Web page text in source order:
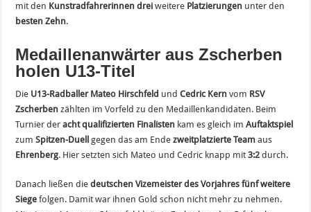
mit den Kunstradfahrerinnen drei weitere Platzierungen unter den
besten Zehn.
Medaillenanwärter aus Zscherben
holen U13-Titel
Die U13-Radballer Mateo Hirschfeld undCedric Kern vom RSV
Zscherben zählten im Vorfeld zu den Medaillenkandidaten. Beim
Turnier deracht qualifizierten Finalisten kam es gleich imAuftaktspiel
zumSpitzen-Duell gegen das am Endezweitplatzierte Team aus
Ehrenberg. Hier setzten sich Mateo und Cedric knapp mit3:2 durch.
Danach ließen diedeutschen Vizemeister des Vorjahres fünf weitere
Siege folgen. Damit war ihnen Gold schon nicht mehr zu nehmen.